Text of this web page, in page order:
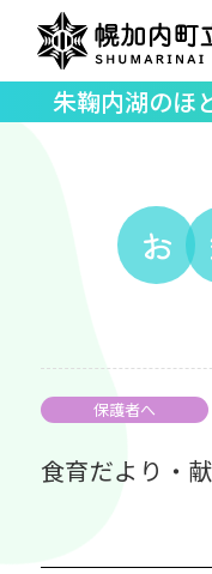
朱鞠内湖のほ
お
保護者へ
食育だより・